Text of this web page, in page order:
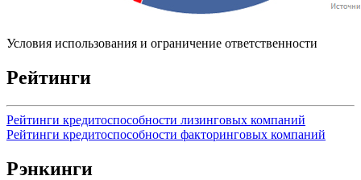
Условия использования и ограничение ответственности
Рейтинги
Рейтинги кредитоспособности лизинговых компаний
Рейтинги кредитоспособности факторинговых компаний
Рэнкинги